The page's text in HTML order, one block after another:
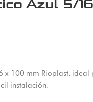
Azul 5/
x 100 mm Rioplast,
instalación.